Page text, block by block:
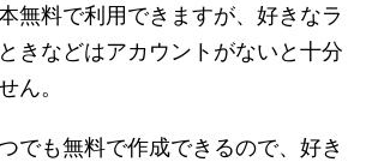
無料で利用できますが、好きなラ
きなどはアカウントがないと十分
ん。
でも無料で作成できるので、好き